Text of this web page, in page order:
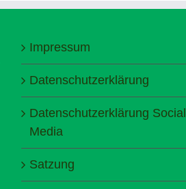
Impressum
Datenschutzerklärung
Datenschutzerklärung Social
Media
Satzung